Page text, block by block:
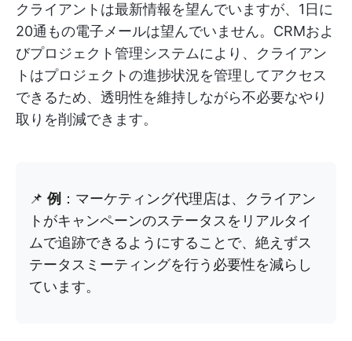
クライアントは最新情報を望んでいますが、1日に
20通もの電子メールは望んでいません。CRMおよ
びプロジェクト管理システムにより、クライアン
トはプロジェクトの進捗状況を管理してアクセス
できるため、透明性を維持しながら不必要なやり
取りを削減できます。
📌 例 ：マーケティング代理店は、クライアン
トがキャンペーンのステータスをリアルタイ
ムで追跡できるようにすることで、絶えずス
テータスミーティングを行う必要性を減らし
ています。